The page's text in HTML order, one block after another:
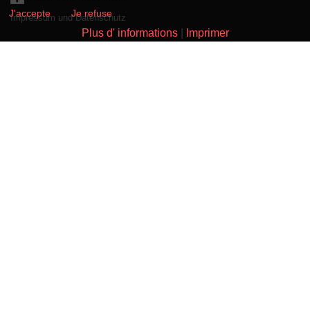
J'accepte Je refuse
Plus d' informations| Imprimer
Impressum und Datenschutz